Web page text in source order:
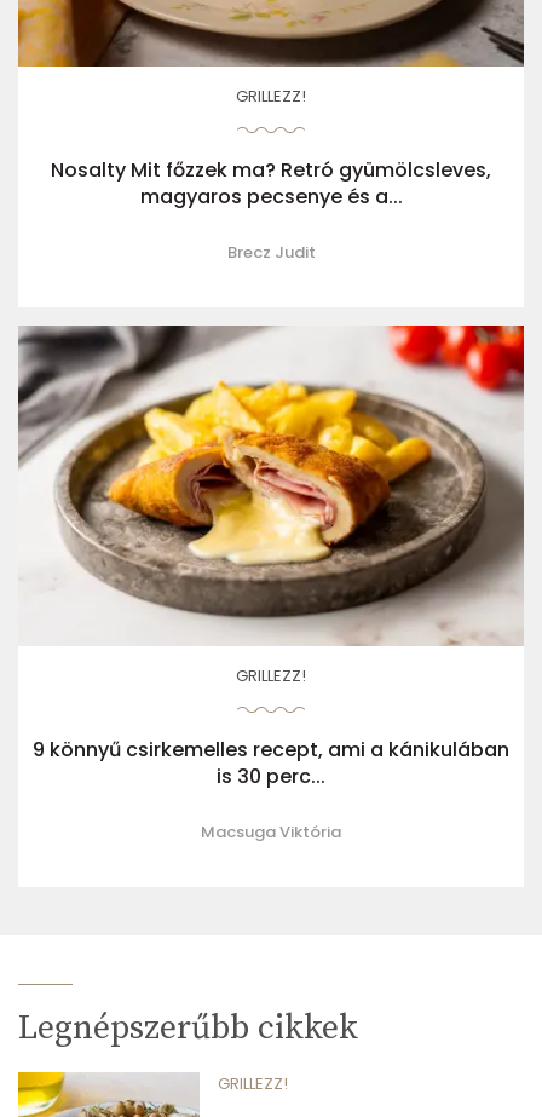
GRILLEZZ!
Nosalty Mit főzzek ma? Retró gyümölcsleves,
magyaros pecsenye és a...
Brecz Judit
GRILLEZZ!
9 könnyű csirkemelles recept, ami a kánikulában
is 30 perc...
Macsuga Viktória
Legnépszerűbb cikkek
GRILLEZZ!